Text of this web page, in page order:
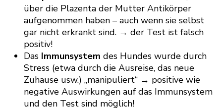
über die Plazenta der Mutter Antikörper
aufgenommen haben – auch wenn sie selbst
gar nicht erkrankt sind. → der Test ist falsch
positiv!
Das Immunsystem des Hundes wurde durch
Stress (etwa durch die Ausreise, das neue
Zuhause usw.) „manipuliert“ → positive wie
negative Auswirkungen auf das Immunsystem
und den Test sind möglich!